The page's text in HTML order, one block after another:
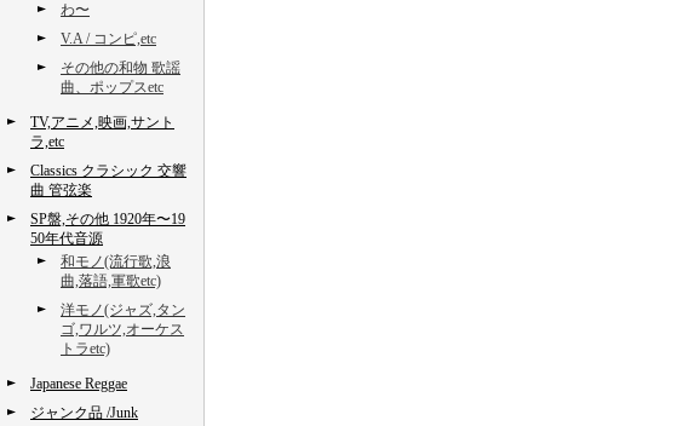
わ〜
V.A / コンピ,etc
その他の和物 歌謡
曲、ポップスetc
TV,アニメ,映画,サント
ラ,etc
Classics クラシック 交響
曲 管弦楽
SP盤,その他 1920年〜19
50年代音源
和モノ(流行歌,浪
曲,落語,軍歌etc)
洋モノ(ジャズ,タン
ゴ,ワルツ,オーケス
トラetc)
Japanese Reggae
ジャンク品 /Junk